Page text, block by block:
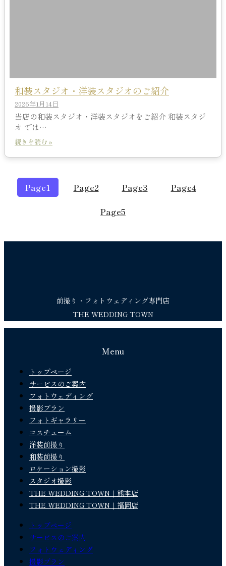
和装スタジオ・洋装スタジオのご紹介
2026年1月14日
当店の和装スタジオ・洋装スタジオをご紹介 和装スタジ
オ では…
続きを読む »
Page1 Page2 Page3 Page4
Page5
前撮り・フォトウェディング専門店
THE WEDDING TOWN
Menu
トップページ
サービスのご案内
フォトウェディング
撮影プラン
フォトギャラリー
コスチューム
洋装前撮り
和装前撮り
ロケーション撮影
スタジオ撮影
THE WEDDING TOWN｜熊本店
THE WEDDING TOWN｜福岡店
トップページ
サービスのご案内
フォトウェディング
撮影プラン